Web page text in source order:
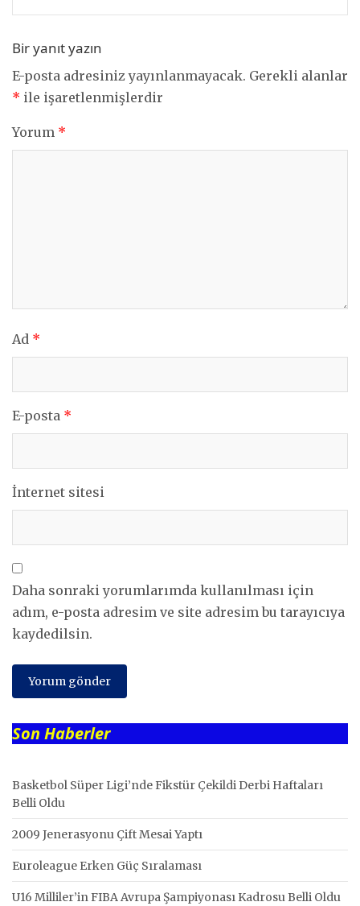
Bir yanıt yazın
E-posta adresiniz yayınlanmayacak. Gerekli alanlar
* ile işaretlenmişlerdir
Yorum *
Ad *
E-posta *
İnternet sitesi
Daha sonraki yorumlarımda kullanılması için
adım, e-posta adresim ve site adresim bu tarayıcıya
kaydedilsin.
Son Haberler
Basketbol Süper Ligi’nde Fikstür Çekildi Derbi Haftaları
Belli Oldu
2009 Jenerasyonu Çift Mesai Yaptı
Euroleague Erken Güç Sıralaması
U16 Milliler’in FIBA Avrupa Şampiyonası Kadrosu Belli Oldu